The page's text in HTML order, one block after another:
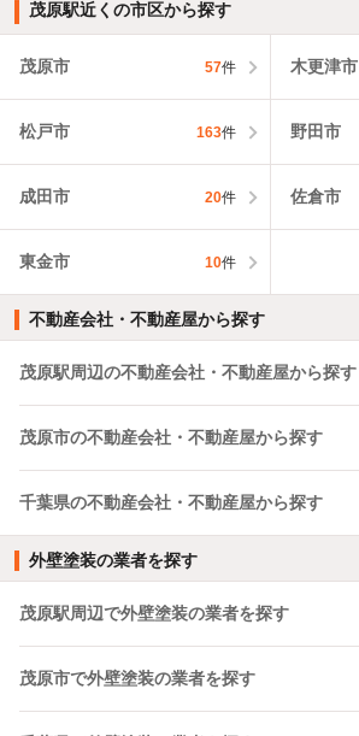
茂原駅近くの市区から探す
茂原市 57件 木更津市
松戸市 163件 野田市
成田市 20件 佐倉市
東金市 10件
不動産会社・不動産屋から探す
茂原駅周辺の不動産会社・不動産屋から探す
茂原市の不動産会社・不動産屋から探す
千葉県の不動産会社・不動産屋から探す
外壁塗装の業者を探す
茂原駅周辺で外壁塗装の業者を探す
茂原市で外壁塗装の業者を探す